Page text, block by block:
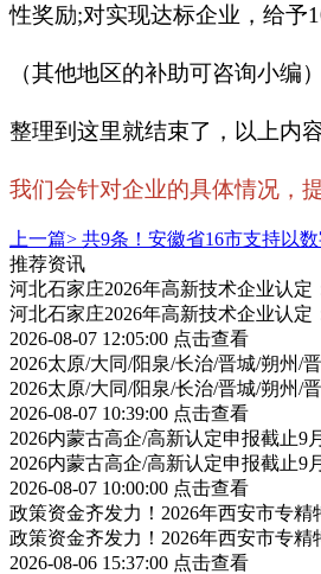
性奖励;对实现达标企业，给予
（其他地区的补助可咨询小编）
整理到这里就结束了，以上内
我们会针对企业的具体情况，
上一篇> 共9条！安徽省16市支持以
推荐资讯
河北石家庄2026年高新技术企业认定
河北石家庄2026年高新技术企业认定
2026-08-07 12:05:00 点击查看
2026太原/大同/阳泉/长治/晋城/朔州/
2026太原/大同/阳泉/长治/晋城/朔州/
2026-08-07 10:39:00 点击查看
2026内蒙古高企/高新认定申报截止
2026内蒙古高企/高新认定申报截止
2026-08-07 10:00:00 点击查看
政策资金齐发力！2026年西安市专
政策资金齐发力！2026年西安市专
2026-08-06 15:37:00 点击查看